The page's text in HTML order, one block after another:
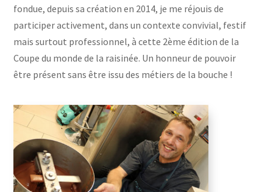
fondue, depuis sa création en 2014, je me réjouis de
participer activement, dans un contexte convivial, festif
mais surtout professionnel, à cette 2ème édition de la
Coupe du monde de la raisinée. Un honneur de pouvoir
être présent sans être issu des métiers de la bouche !